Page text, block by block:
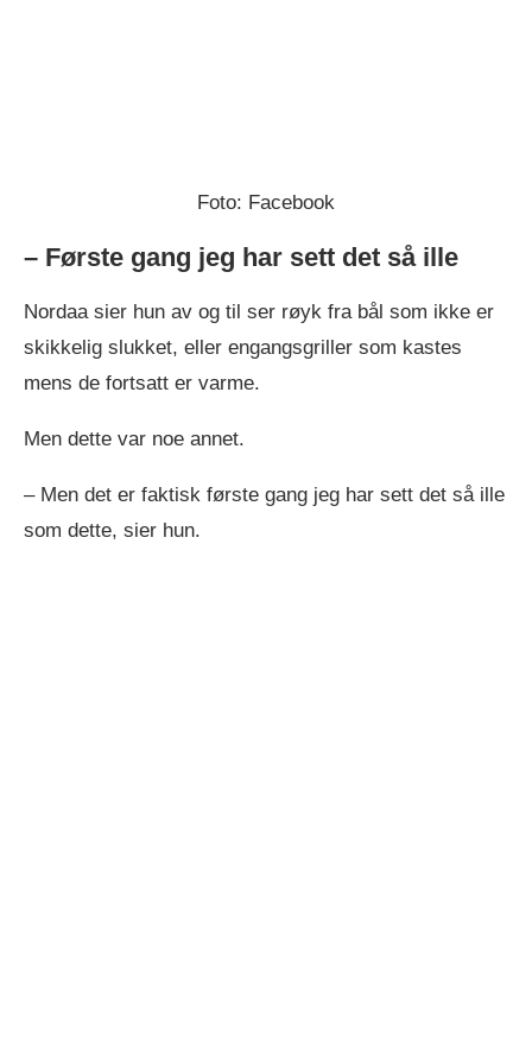
Foto: Facebook
– Første gang jeg har sett det så ille
Nordaa sier hun av og til ser røyk fra bål som ikke er
skikkelig slukket, eller engangsgriller som kastes
mens de fortsatt er varme.
Men dette var noe annet.
– Men det er faktisk første gang jeg har sett det så ille
som dette, sier hun.